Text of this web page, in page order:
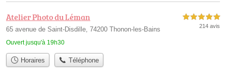
Atelier Photo du Léman
65 avenue de Saint-Disdille, 74200 Thonon-les-Bains
Ouvert jusqu'à 19h30
5,0 étoiles sur 5
214 avis
Horaires Téléphone